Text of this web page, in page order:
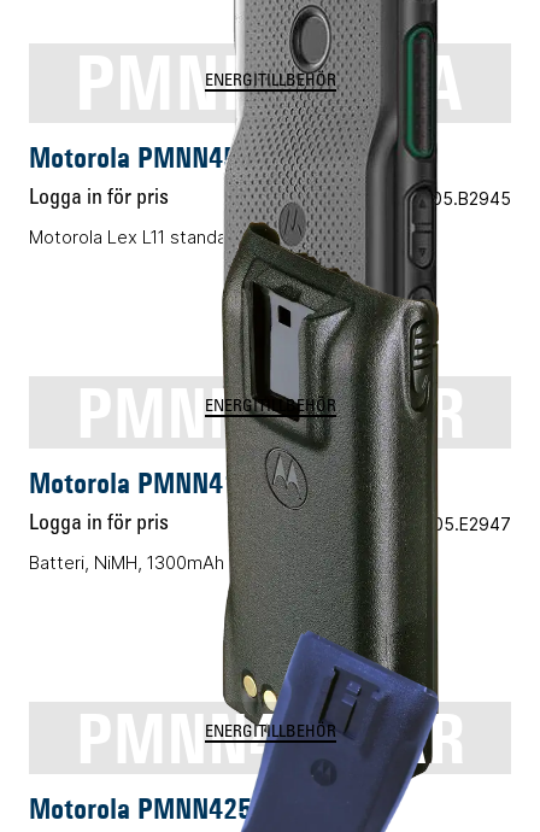
PMNN4546A
ENERGITILLBEHÖR
Motorola PMNN4546A
Logga in för pris Vårt art.nr 05.B2945
Motorola Lex L11 standardbatteri 5000T
PMNN4151AR
ENERGITILLBEHÖR
Motorola PMNN4151AR
Logga in för pris Vårt art.nr 05.E2947
Batteri, NiMH, 1300mAh
PMNN4253AR
ENERGITILLBEHÖR
Motorola PMNN4253AR